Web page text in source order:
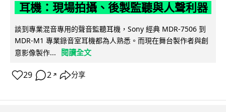
耳機：現場拍攝、後製監聽與人聲利器
談到專業混音專用的聲音監聽耳機，Sony 經典 MDR-7506 到
MDR-M1 專業錄音室耳機都為人熟悉。而現在舞台製作者與創
意影像製作...
閱讀全文
29 2 ↗ 分享